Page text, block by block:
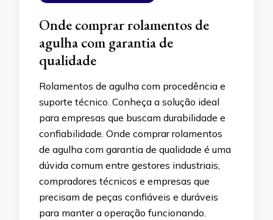
Onde comprar rolamentos de
agulha com garantia de
qualidade
Rolamentos de agulha com procedência e
suporte técnico. Conheça a solução ideal
para empresas que buscam durabilidade e
confiabilidade. Onde comprar rolamentos
de agulha com garantia de qualidade é uma
dúvida comum entre gestores industriais,
compradores técnicos e empresas que
precisam de peças confiáveis e duráveis
para manter a operação funcionando.